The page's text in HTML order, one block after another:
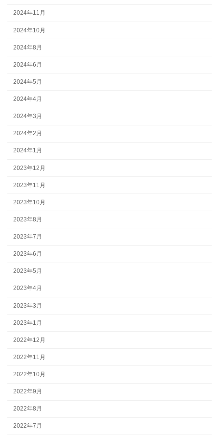
2024年11月
2024年10月
2024年8月
2024年6月
2024年5月
2024年4月
2024年3月
2024年2月
2024年1月
2023年12月
2023年11月
2023年10月
2023年8月
2023年7月
2023年6月
2023年5月
2023年4月
2023年3月
2023年1月
2022年12月
2022年11月
2022年10月
2022年9月
2022年8月
2022年7月